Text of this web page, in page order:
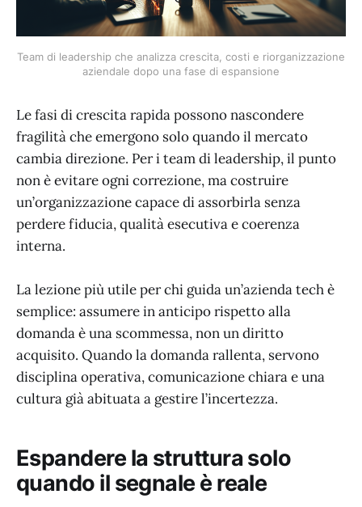
Team di leadership che analizza crescita, costi e riorganizzazione
aziendale dopo una fase di espansione
Le fasi di crescita rapida possono nascondere
fragilità che emergono solo quando il mercato
cambia direzione. Per i team di leadership, il punto
non è evitare ogni correzione, ma costruire
un’organizzazione capace di assorbirla senza
perdere fiducia, qualità esecutiva e coerenza
interna.
La lezione più utile per chi guida un’azienda tech è
semplice: assumere in anticipo rispetto alla
domanda è una scommessa, non un diritto
acquisito. Quando la domanda rallenta, servono
disciplina operativa, comunicazione chiara e una
cultura già abituata a gestire l’incertezza.
Espandere la struttura solo
quando il segnale è reale